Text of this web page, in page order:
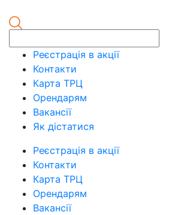
Реєстрація в акції
Контакти
Карта ТРЦ
Орендарям
Вакансії
Як дістатися
Реєстрація в акції
Контакти
Карта ТРЦ
Орендарям
Вакансії